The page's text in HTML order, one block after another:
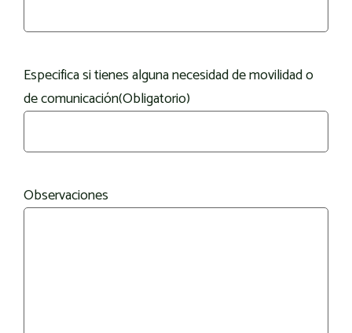
Especifica si tienes alguna necesidad de movilidad o
de comunicación(Obligatorio)
Observaciones